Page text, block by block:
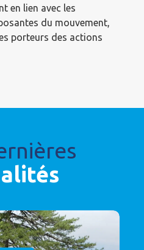
en lien avec les
du mouvement,
porteurs des actions